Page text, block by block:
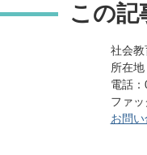
この記
社会教
所在
電話
ファ
お問